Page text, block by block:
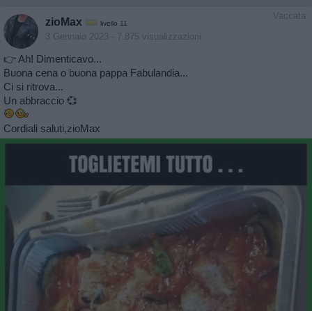
Vaccata
zioMax livello 11
3 Gennaio 2023 - 7.875 visualizzazioni
👉 Ah! Dimenticavo...
Buona cena o buona pappa Fabulandia...
Ci si ritrova...
Un abbraccio 💞
Cordiali saluti,zioMax